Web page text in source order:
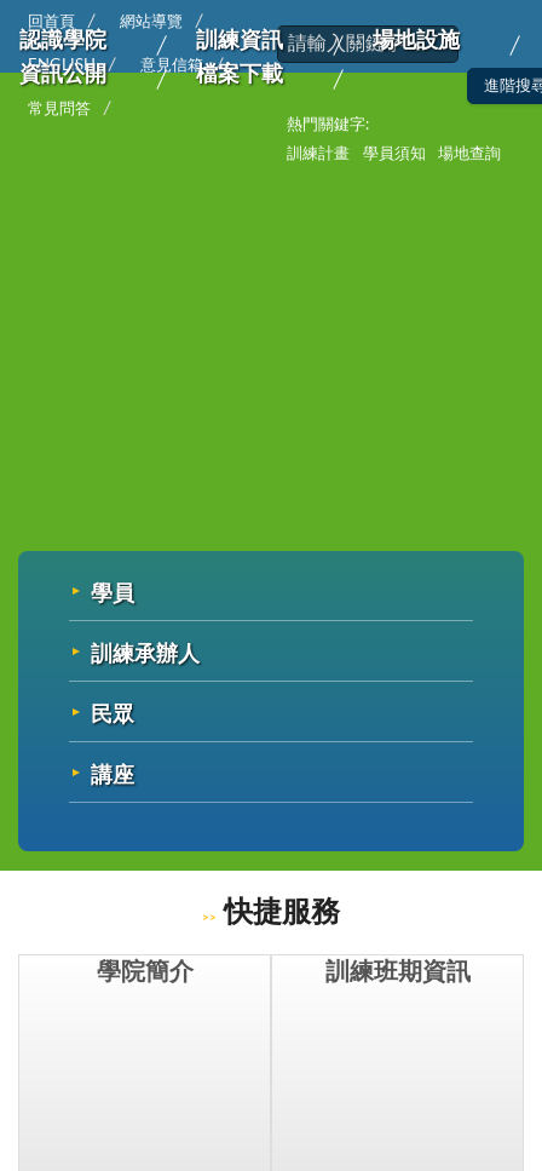
回首頁 網站導覽
ENGLISH 意見信箱
常見問答
熱門關鍵字:
訓練計畫
學員須知 場地查詢
認識學院 訓練資訊
場地設施
資訊公開
檔案下載
學員
訓練承辦人
民眾
講座
快捷服務
學院簡介 訓練班期資訊